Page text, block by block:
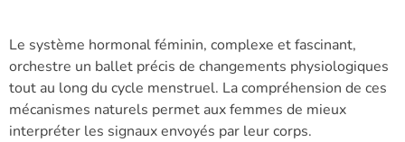
Le système hormonal féminin, complexe et fascinant,
orchestre un ballet précis de changements physiologiques
tout au long du cycle menstruel. La compréhension de ces
mécanismes naturels permet aux femmes de mieux
interpréter les signaux envoyés par leur corps.